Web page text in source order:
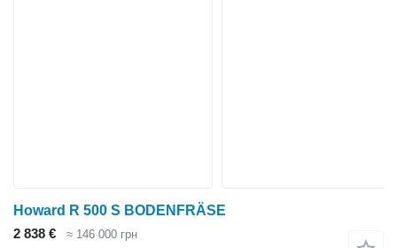
Howard R 500 S BODENFRÄSE
2 838 €
≈ 146 000 грн